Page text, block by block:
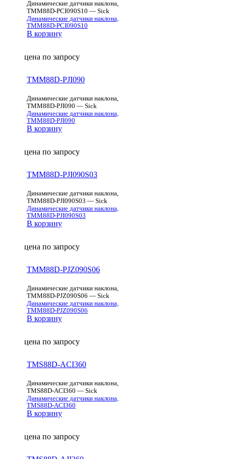
Динамические датчики наклона,
TMM88D-PCI090S10 — Sick
Динамические датчики наклона,
TMM88D-PCI090S10
В корзину
цена по запросу
TMM88D-PJI090
Динамические датчики наклона,
TMM88D-PJI090 — Sick
Динамические датчики наклона,
TMM88D-PJI090
В корзину
цена по запросу
TMM88D-PJI090S03
Динамические датчики наклона,
TMM88D-PJI090S03 — Sick
Динамические датчики наклона,
TMM88D-PJI090S03
В корзину
цена по запросу
TMM88D-PJZ090S06
Динамические датчики наклона,
TMM88D-PJZ090S06 — Sick
Динамические датчики наклона,
TMM88D-PJZ090S06
В корзину
цена по запросу
TMS88D-ACI360
Динамические датчики наклона,
TMS88D-ACI360 — Sick
Динамические датчики наклона,
TMS88D-ACI360
В корзину
цена по запросу